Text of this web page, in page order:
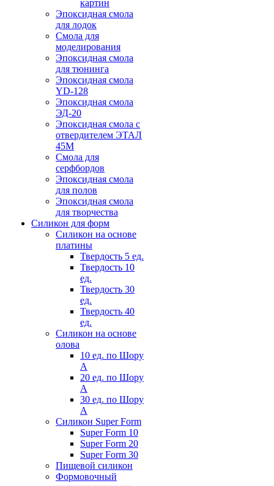
картин
Эпоксидная смола
для лодок
Смола для
моделирования
Эпоксидная смола
для тюнинга
Эпоксидная смола
YD-128
Эпоксидная смола
ЭД-20
Эпоксидная смола с
отвердителем ЭТАЛ
45М
Смола для
серфбордов
Эпоксидная смола
для полов
Эпоксидная смола
для творчества
Силикон для форм
Силикон на основе
платины
Твердость 5 ед.
Твердость 10
ед.
Твердость 30
ед.
Твердость 40
ед.
Силикон на основе
олова
10 ед. по Шору
А
20 ед. по Шору
А
30 ед. по Шору
А
Силикон Super Form
Super Form 10
Super Form 20
Super Form 30
Пищевой силикон
Формовочный